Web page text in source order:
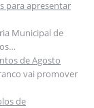
para apresentar
Municipal de
de Agosto
vai promover
de